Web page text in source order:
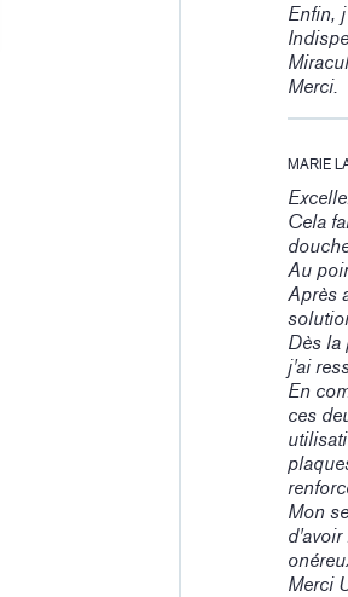
Enfin,
Merci.
MARIE
Cela
Au
Après
Dès la
j'ai
En
ces
Mon
d'avoir
Merci